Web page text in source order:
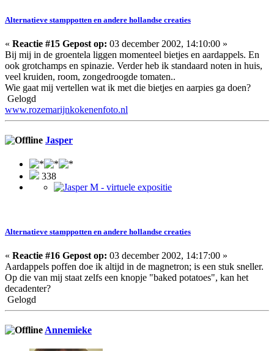
Alternatieve stamppotten en andere hollandse creaties
« Reactie #15 Gepost op: 03 december 2002, 14:10:00 »
Bij mij in de groentela liggen momenteel bietjes en aardappels. En
ook grotchamps en spinazie. Verder heb ik standaard noten in huis,
veel kruiden, room, zongedroogde tomaten..
Wie gaat mij vertellen wat ik met die bietjes en aarpies ga doen?
Gelogd
www.rozemarijnkokenenfoto.nl
Jasper
338
Alternatieve stamppotten en andere hollandse creaties
« Reactie #16 Gepost op: 03 december 2002, 14:17:00 »
Aardappels poffen doe ik altijd in de magnetron; is een stuk sneller.
Op die van mij staat zelfs een knopje "baked potatoes", kan het
decadenter?
Gelogd
Annemieke